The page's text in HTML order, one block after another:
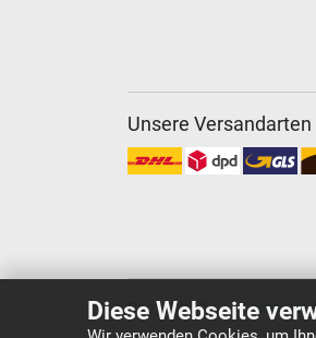
Diese Webseite
Unsere Versandarten
Copyright ©IPC-Computer